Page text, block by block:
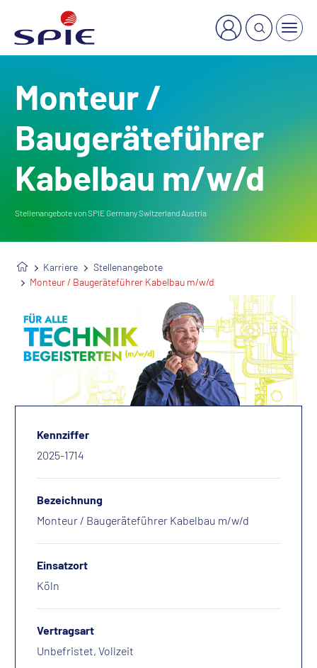
Monteur /
Baugeräteführer
Kabelbau m/w/d
Stellenangebote von SPIE Germany Switzerland Austria
Karriere
Stellenangebote
Monteur / Baugeräteführer Kabelbau m/w/d
Kennziffer
2025-1714
Bezeichnung
Monteur / Baugeräteführer Kabelbau m/w/d
Einsatzort
Köln
Vertragsart
Unbefristet, Vollzeit